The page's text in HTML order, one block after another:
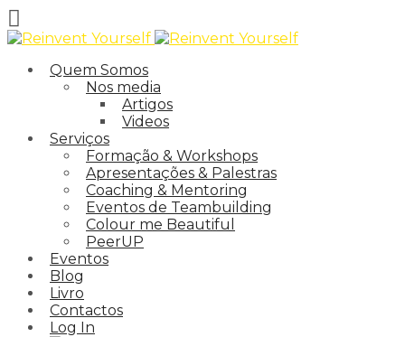
Quem Somos
Nos media
Artigos
Videos
Serviços
Formação & Workshops
Apresentações & Palestras
Coaching & Mentoring
Eventos de Teambuilding
Colour me Beautiful
PeerUP
Eventos
Blog
Livro
Contactos
Log In